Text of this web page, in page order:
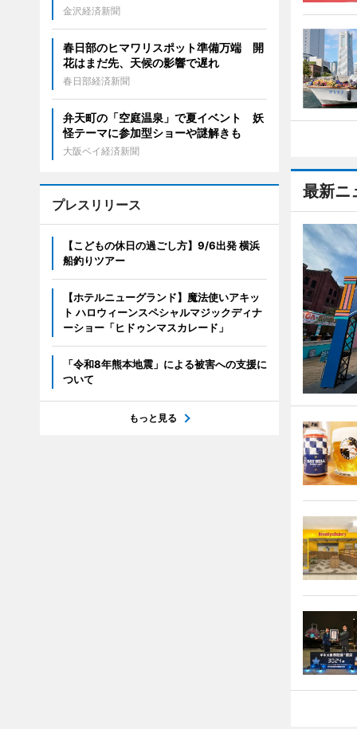
最新ニ
金沢経済新聞
春日部のヒマワリスポット準備万端 開
花はまだ先、天候の影響で遅れ
春日部経済新聞
弁天町の「空庭温泉」で夏イベント 妖
怪テーマに参加型ショーや謎解きも
大阪ベイ経済新聞
プレスリリース
【こどもの休日の過ごし方】9/6出発 横浜
船釣りツアー
【ホテルニューグランド】魔法使いアキッ
ト ハロウィーンスペシャルマジックディナ
ーショー「ヒドゥンマスカレード」
「令和8年熊本地震」による被害への支援に
ついて
もっと見る